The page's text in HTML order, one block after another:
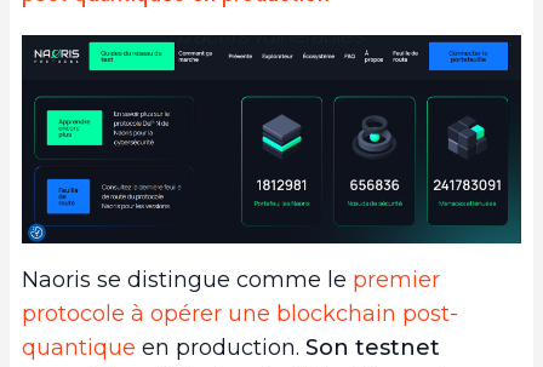
Naoris se distingue comme le premier
protocole à opérer une blockchain post-
quantique en production. Son testnet